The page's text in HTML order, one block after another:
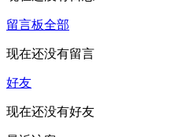
留言板全部
现在还没有留言
好友
现在还没有好友